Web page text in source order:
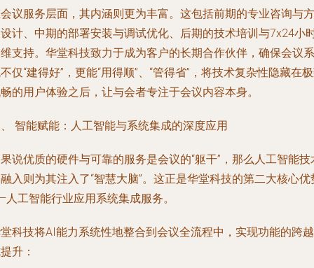
会议服务层面，其内涵则更为丰富。这包括前期的专业咨询与方
计、中期的部署安装与调试优化、后期的技术培训与7x24小
支持。华堂科技致力于成为客户的长期合作伙伴，确保会议系
仅“建得好”，更能“用得顺”、“管得省”，将技术复杂性隐藏在
的用户体验之后，让与会者专注于会议内容本身。
智能赋能：人工智能与系统集成的深度应用
说优质的硬件与可靠的服务是会议的“躯干”，那么人工智能技
入则为其注入了“智慧大脑”。这正是华堂科技的第二大核心优
工智能行业应用系统集成服务。
科技将AI能力系统性地整合到会议全流程中，实现功能的跨越
升：